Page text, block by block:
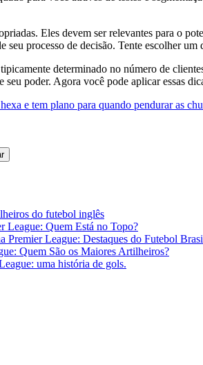
Eles devem ser relevantes para o
seu processo de decisão. Tente escolher
determinado no número de
seu poder. Agora você pode aplicar essas
e tem plano para quando pendurar as
do futebol inglês
League: Quem Está no Topo?
Premier League: Destaques do Futebol
Quem São os Maiores Artilheiros?
uma história de gols.